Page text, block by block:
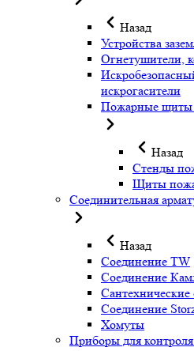
Назад
Устройства
Огнетушители,
искрогасители
Пожарные щиты
Назад
Стенды
Щиты
Соединительная
Назад
Соединение TW
Соединение
Сантехнические
Соединение
Хомуты
Приборы для контроля